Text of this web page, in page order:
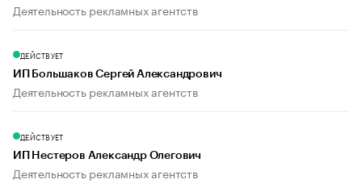
Деятельность рекламных агентств
ДЕЙСТВУЕТ
ИП Большаков Сергей Александрович
Деятельность рекламных агентств
ДЕЙСТВУЕТ
ИП Нестеров Александр Олегович
Деятельность рекламных агентств